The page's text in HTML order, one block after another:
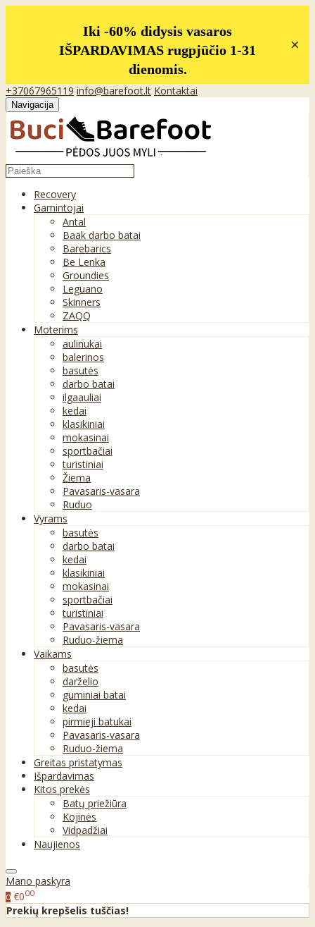
Iki -60% didysis vasaros
IŠPARDAVIMAS rugpjūčio 1-31
dienomis.
×
+37067965119 info@barefoot.lt Kontaktai
Navigacija
Recovery
Gamintojai
Antal
Baak darbo batai
Barebarics
Be Lenka
Groundies
Leguano
Skinners
ZAQQ
Moterims
aulinukai
balerinos
basutės
darbo batai
ilgaauliai
kedai
klasikiniai
mokasinai
sportbačiai
turistiniai
Žiema
Pavasaris-vasara
Ruduo
Vyrams
basutės
darbo batai
kedai
klasikiniai
mokasinai
sportbačiai
turistiniai
Pavasaris-vasara
Ruduo-žiema
Vaikams
basutės
darželio
guminiai batai
kedai
pirmieji batukai
Pavasaris-vasara
Ruduo-žiema
Greitas pristatymas
Išpardavimas
Kitos prekės
Batų priežiūra
Kojinės
Vidpadžiai
Naujienos
Mano paskyra
0 €000
Prekių krepšelis tuščias!